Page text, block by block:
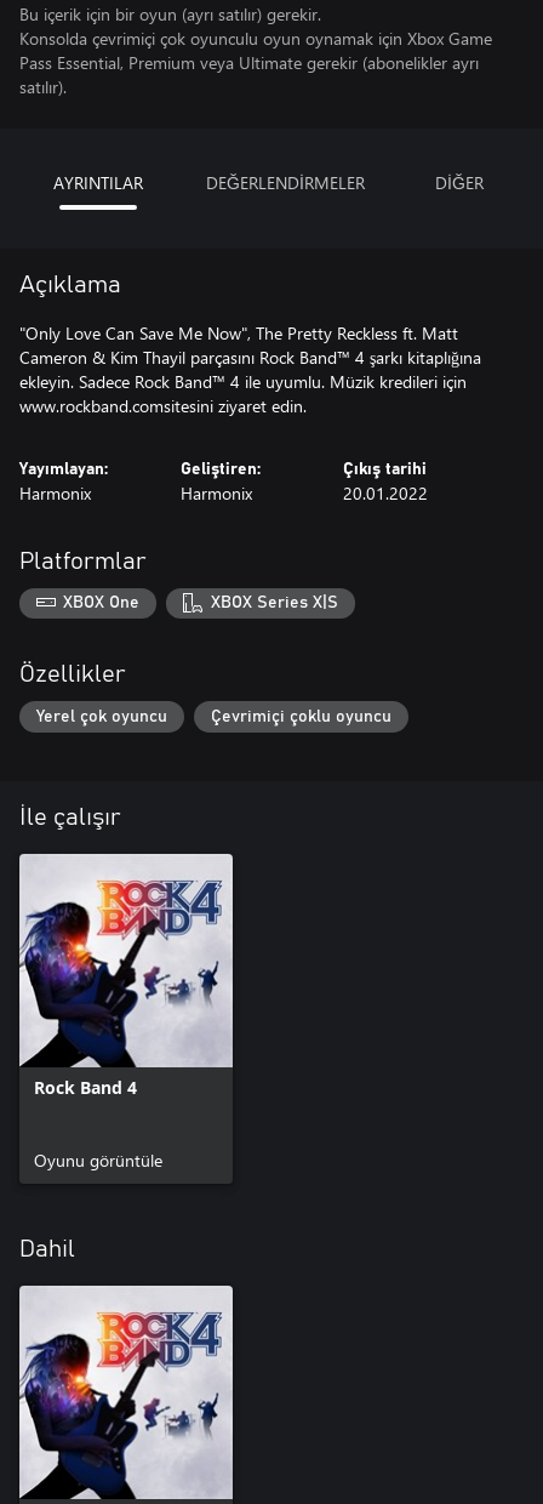
Bu içerik için bir oyun (ayrı satılır) gerekir.
Konsolda çevrimiçi çok oyunculu oyun oynamak için Xbox Game
Pass Essential, Premium veya Ultimate gerekir (abonelikler ayrı
satılır).
AYRINTILAR DEĞERLENDİRMELER DİĞER
Açıklama
"Only Love Can Save Me Now", The Pretty Reckless ft. Matt
Cameron & Kim Thayil parçasını Rock Band™ 4 şarkı kitaplığına
ekleyin. Sadece Rock Band™ 4 ile uyumlu. Müzik kredileri için
www.rockband.comsitesini ziyaret edin.
Yayımlayan:
Harmonix
Geliştiren:
Harmonix
Çıkış tarihi
20.01.2022
Platformlar
XBOX One XBOX Series X|S
Özellikler
Yerel çok oyuncu Çevrimiçi çoklu oyuncu
İle çalışır
Rock Band 4
Oyunu görüntüle
Dahil